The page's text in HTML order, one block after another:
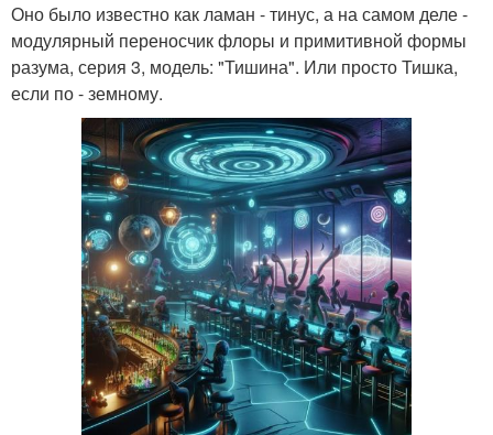
Оно было известно как ламан - тинус, а на самом деле -
модулярный переносчик флоры и примитивной формы
разума, серия 3, модель: "Тишина". Или просто Тишка,
если по - земному.